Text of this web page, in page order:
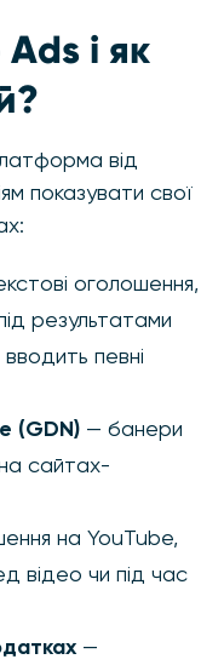
і як
від
показувати свої
оголошення,
результатами
певні
(GDN) — банери
сайтах-
на YouTube,
відео чи під час
—